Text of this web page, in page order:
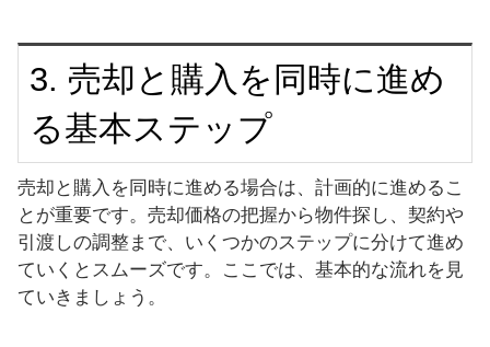
3. 売却と購入を同時に進め
る基本ステップ
売却と購入を同時に進める場合は、計画的に進めるこ
とが重要です。売却価格の把握から物件探し、契約や
引渡しの調整まで、いくつかのステップに分けて進め
ていくとスムーズです。ここでは、基本的な流れを見
ていきましょう。